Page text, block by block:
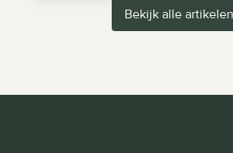
Bekijk alle artikelen